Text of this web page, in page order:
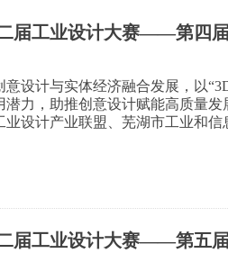
届工业设计大赛——第四
意设计与实体经济融合发展，以
潜力，助推创意设计赋能高质量
业设计产业联盟、芜湖市工业和
造产业创新（安徽）中心联合安
届工业设计大赛——第五